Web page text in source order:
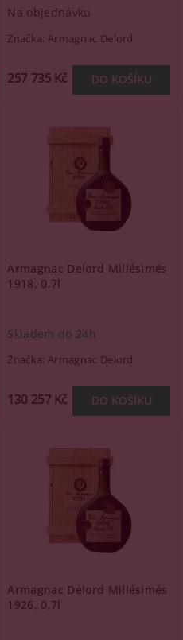
Na objednávku
Značka: Armagnac Delord
257 735 Kč
Armagnac Delord Millésimés
1918, 0,7l
Skladem do 24h
Značka: Armagnac Delord
130 257 Kč
Armagnac Delord Millésimés
1926, 0,7l